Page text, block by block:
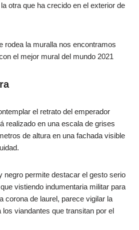
otra que ha crecido en el exterior de
rodea la muralla nos encontramos
el mejor mural del mundo 2021
el retrato del emperador
realizado en una escala de grises
de altura en una fachada visible
negro permite destacar el gesto serio
vistiendo indumentaria militar para
corona de laurel, parece vigilar la
viandantes que transitan por el